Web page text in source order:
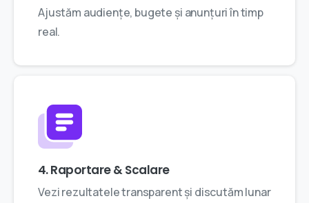
Ajustăm audiențe, bugete și anunțuri în timp
real.
4. Raportare & Scalare
Vezi rezultatele transparent și discutăm lunar